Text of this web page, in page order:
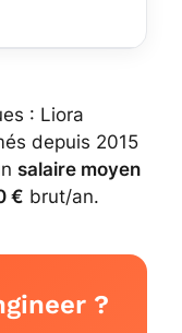
: Liora
depuis 2015
salaire moyen
€ brut/an.
?